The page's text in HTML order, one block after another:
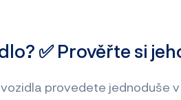
✅ Prověřte si
provedete jednoduše v